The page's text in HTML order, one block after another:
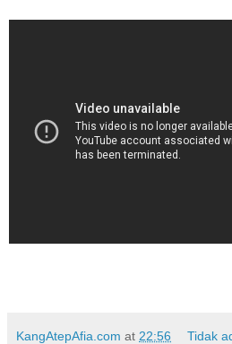
KangAtepAfia.com at 22:56 Tidak